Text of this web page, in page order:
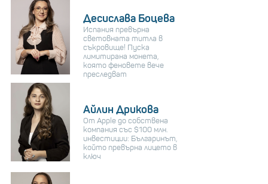
Десислава Боцева
Испания превърна
световната титла в
съкровище! Пуска
лимитирана монета,
която феновете вече
преследват
Айлин Дрикова
От Apple до собствена
компания със $100 млн.
инвестиции: Българинът,
който превърна лицето в
ключ